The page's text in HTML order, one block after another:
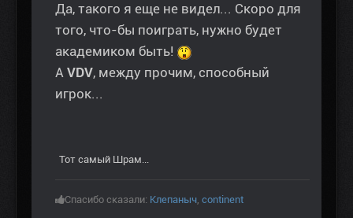
Да, такого я еще не видел... Скоро для
того, что-бы поиграть, нужно будет
академиком быть!
А VDV, между прочим, способный
игрок...
Тот самый Шрам...
Спасибо сказали: Клепаныч, continent